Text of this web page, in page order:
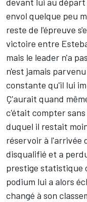
envol quelque peu
reste de l'épreuve
victoire entre
mais le leader n'a
n'est jamais
constante qu'il lui
Ç'aurait quand
c'était compter
duquel il restait
réservoir à l'arrivée
disqualifié et a
prestige statistique
podium lui a alors
changé à son